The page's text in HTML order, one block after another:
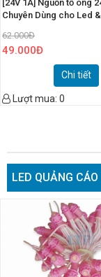
[24V 1A] Nguồn tổ ong
Chuyên Dùng cho Led
62.000Đ
49.000Đ
Chi tiết
Lượt mua: 0
LED QUẢNG CÁO